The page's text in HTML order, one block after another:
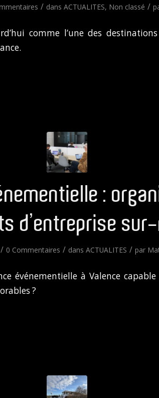
/ dans ACTUALITES, Non classé /
comme l’une des
:
d’entreprise
/ 0 Commentaires / dans ACTUALITES / par
événementielle à Valence
?